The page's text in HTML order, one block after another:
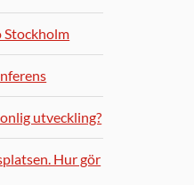
Stockholm
utveckling?
Hur gör